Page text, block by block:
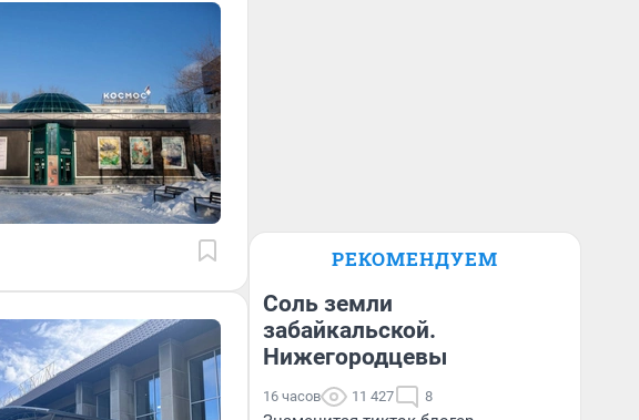
РЕКОМЕНДУЕМ
Соль земли
забайкальской.
Нижегородцевы
16 часов 11 427 8